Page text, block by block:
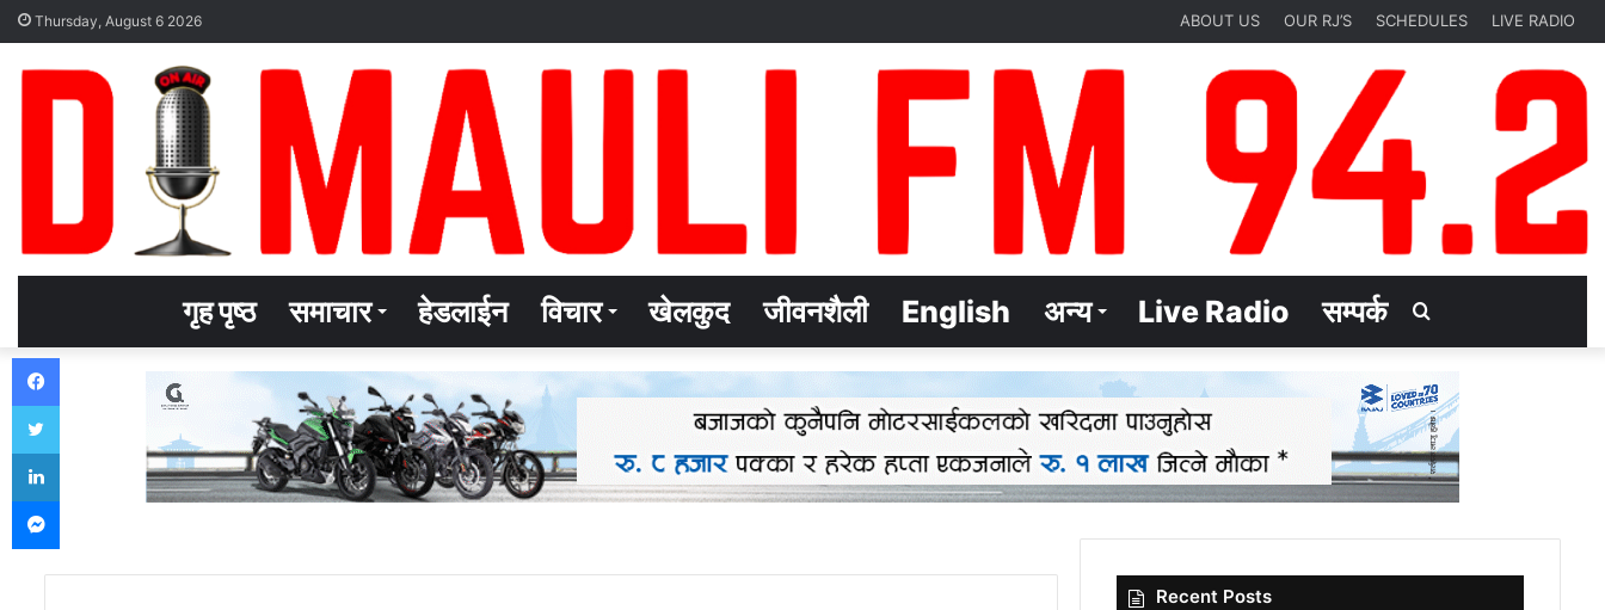
Thursday, August 6 2026 ABOUT US OUR RJ’S SCHEDULES LIVE RADIO
गृह पृष्ठ समाचार हेडलाईन विचार खेलकुद जीवनशैली English अन्य Live Radio सम्पर्क
for
Recent Posts